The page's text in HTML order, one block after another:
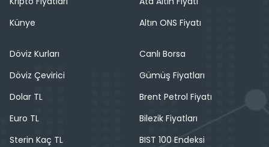
Künye
Altın ONS Fiyatı
Döviz Kurları
Döviz Çevirici
Dolar TL
Euro TL
Sterin Kaç TL
Canlı Borsa
Gümüş Fiyatları
Brent Petrol Fiyatı
Bilezik Fiyatları
BIST 100 Endeksi